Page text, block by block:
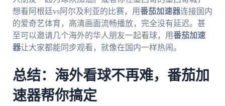
想看阿根廷vs阿尔及利亚的比赛，用番茄加速器连接国内
的爱奇艺体育，高清画面流畅播放，完全没有延迟。甚
至可以邀请几个海外的华人朋友一起看球，用番茄加速
器让大家都能同步观看，就像在国内一样热闹。
总结：海外看球不再难，番茄加
速器帮你搞定